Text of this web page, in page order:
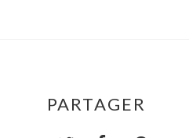
PARTAGER